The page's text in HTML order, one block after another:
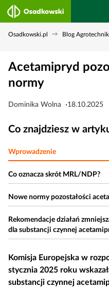
Osadkowski.pl Blog
Acetamipryd
normy
Dominika Wolna 18.10.2025
Co znajdziesz w
Wprowadzenie
Co oznacza skrót MRL/NDP?
Nowe normy pozostałości
Rekomendacje działań
dla substancji czynnej
Komisja Europejska w
stycznia 2025 roku
substancji czynnej